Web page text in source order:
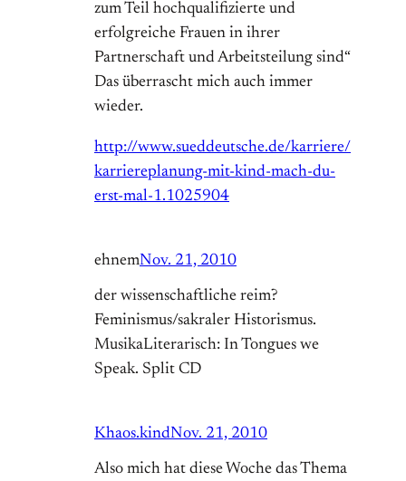
zum Teil hochqualifizierte und
erfolgreiche Frauen in ihrer
Partnerschaft und Arbeitsteilung sind“
Das überrascht mich auch immer
wieder.
http://www.sueddeutsche.de/karriere/
karriereplanung-mit-kind-mach-du-
erst-mal-1.1025904
ehnemNov. 21, 2010
der wissenschaftliche reim?
Feminismus/sakraler Historismus.
MusikaLiterarisch: In Tongues we
Speak. Split CD
Khaos.kindNov. 21, 2010
Also mich hat diese Woche das Thema